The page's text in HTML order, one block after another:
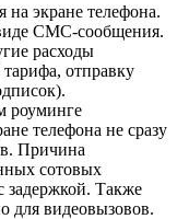
на экране телефона.
СМС-сообщения.
расходы
отправку
роуминге
телефона не сразу
Причина
сотовых
задержкой. Также
для видеовызовов.